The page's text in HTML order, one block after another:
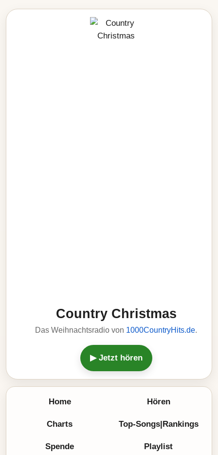
Country Christmas
Das Weihnachtsradio von 1000CountryHits.de.
▶ Jetzt hören
Home Hören
Charts Top-Songs|Rankings
Spende Playlist